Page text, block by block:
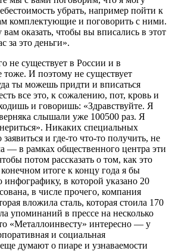
убрать, например пойти к
комплектующие и поговорить с ними.
оказать, чтобы вы вписались в этот
за это деньги».
не существует в России и в
И поэтому не существует
ты можешь придти и вписаться
все это, к сожалению, пот, кровь и
и говоришь: «Здравствуйте. Я
слышали уже 100500 раз. Я
Никаких специальных
и где-то что-то получить, не
— в рамках общественного центра эти
потом рассказать о том, как это
итоге к концу года я бы
в которой указано 20
в числе прочего, компания
вложила сталь, которая стоила 170
упоминаний в прессе на несколько
«Металлоинвесту» интересно — у
и социальная
думают о пиаре и узнаваемости